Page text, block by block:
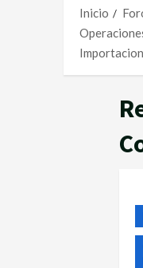
Inicio